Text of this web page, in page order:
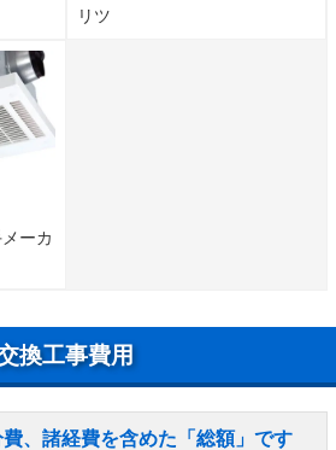
リツ
ーカ
換工事費用
、諸経費を含めた「総額」です